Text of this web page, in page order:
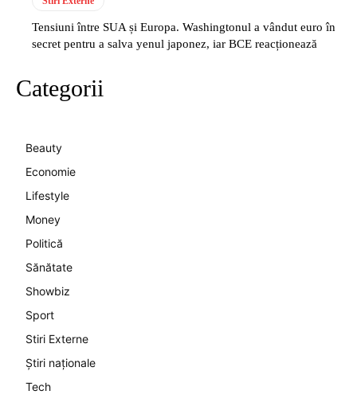
Tensiuni între SUA și Europa. Washingtonul a vândut euro în
secret pentru a salva yenul japonez, iar BCE reacționează
Categorii
Beauty
Economie
Lifestyle
Money
Politică
Sănătate
Showbiz
Sport
Stiri Externe
Știri naționale
Tech